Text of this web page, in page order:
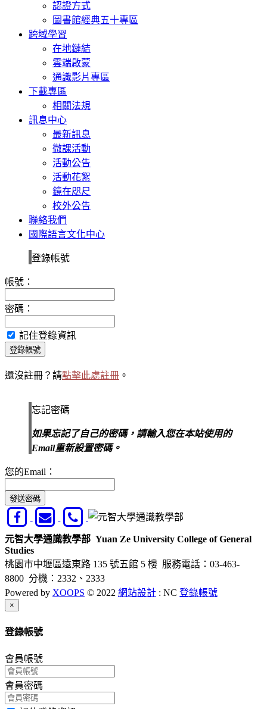
認證方式
圖書館經典五十專區
跨域學習
在地鏈結
雲端啟蒙
通識影片專區
下載專區
相關法規
訊息中心
最新訊息
微課活動
活動公告
活動花絮
鏡在咫尺
校外公告
聯絡我們
國際語言文化中心
登錄帳號
帳號：
密碼：
記住登錄資訊
登錄帳號
還沒註冊？請點擊此處註冊 。
忘記密碼
如果忘記了自己的密碼，請輸入您在本站使用的
Email重新設置密碼。
您的Email：
發送密碼
元智大學通識教學部 Yuan Ze University College of General
Studies
桃園市中壢區遠東路 135 號五館 5 樓 服務電話：03-463-
8800 分機：2332、2333
Powered by XOOPS © 2022 網站設計 : NC 登錄帳號
×
登錄帳號
會員帳號
會員密碼